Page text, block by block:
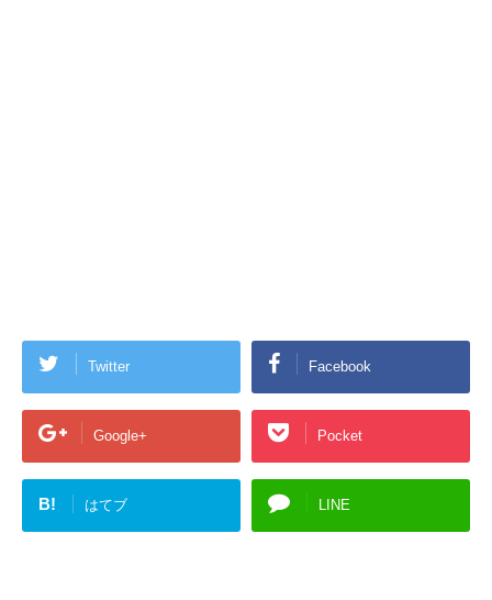
Twitter Facebook
Google+ Pocket
B! はてブ LINE